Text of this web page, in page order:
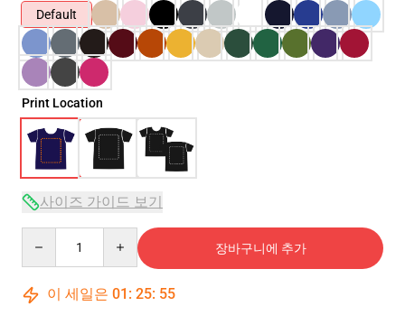
Default
Print Location
사이즈 가이드 보기
장바구니에 추가
이 세일은 01 : 25: 54